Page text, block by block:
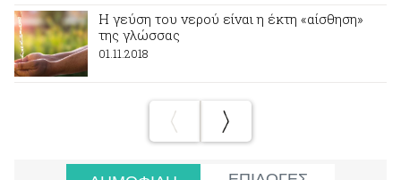
Η γεύση του νερού είναι η έκτη «αίσθηση»
της γλώσσας
01.11.2018